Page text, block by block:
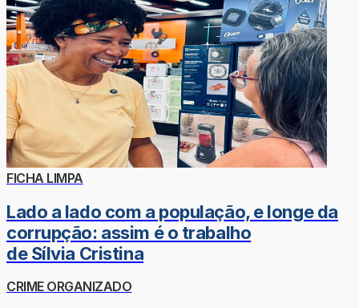
FICHA LIMPA
Lado a lado com a população, e longe da
corrupção: assim é o trabalho
de Sílvia Cristina
CRIME ORGANIZADO